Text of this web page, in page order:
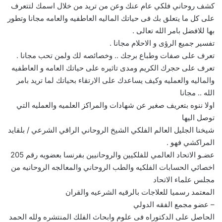
كشف روحاني فلكي عام عنك وعن من تريد من خلال اسمك لتتعرف
على كل ما يتعلق بك فى حياتك الماليه العاطفيه والعامه مجانا وتطور
بها للافضل بامر الله تعالى .
تفسير جميع الرؤى و الاحلام مجانا .
تعرف على صفات وطباع برجك .. وخصائصه لك ولمن تحب مجانا .
تعرف على حجرك الكريم ومدى تاثيره على حياتك العامه و العاطفيه
والماليه والعمليه وكيف يساعدك على الارتقاء بحياتك لما تريد بامر
الله .. مجانا
اولا ننوه بتعريف صغير عن شهادات والمراكز العلميه والعمليه التي
توصل اليها
شيخنا الجليل العالم الفلكي الشيخ الروحاني الراقي الشرعي / بلقايد
المراكشي فهو .
عضـو الاتحاد العالمي للفلكيين والروحانيين بفرنسا بعضويه رقم 205
اخصائي الحسابات الفلكيه والطب الروحاني والمعالجه الروحانيه من
مجلس علماء الاتحاد
المعتمد رسميا للعلاجات بالرقيه الشرعيه والقران
– عضو مجمع الفقه الدولي
الحاصل على الدكتوراه فى علوم وابحاث الفلك المنتشره ولله الحمد